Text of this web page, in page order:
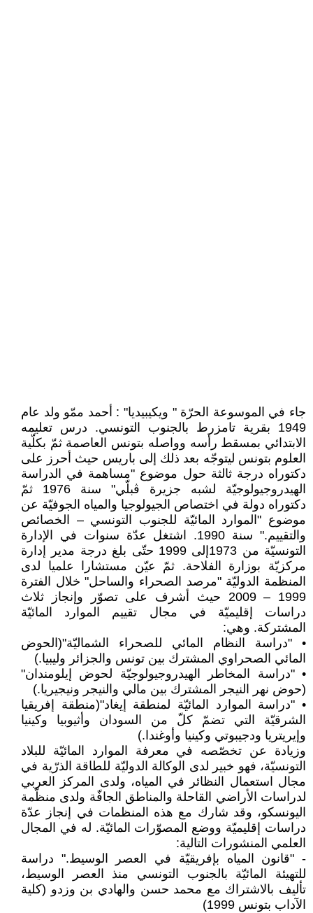
جاء في الموسوعة الحرّة " ويكيبيديا" : أحمد ممّو ولد عام
1949 بقرية تامزرط بالجنوب التونسي. درس تعليمه
الابتدائي بمسقط رأسه وواصله بتونس العاصمة ثمّ بكلّية
العلوم بتونس ليتوجّه بعد ذلك إلى باريس حيث أحرز على
دكتوراه درجة ثالثة حول موضوع "مساهمة في الدراسة
الهيدروجيولوجيّة لشبه جزيرة ڨبلّي" سنة 1976 ثمّ
دكتوراه دولة في اختصاص الجيولوجيا والمياه الجوفيّة عن
موضوع "الموارد المائيّة للجنوب التونسي – الخصائص
والتقييم." سنة 1990. اشتغل عدّة سنوات في الإدارة
التونسيّة من 1973إلى 1999 حتّى بلغ درجة مدير إدارة
مركزيّة بوزارة الفلاحة. ثمّ عيّن مستشارا علميا لدى
المنظمة الدوليّة "مرصد الصحراء والساحل" خلال الفترة
1999 – 2009 حيث أشرف على تصوّر وإنجاز ثلاث
دراسات إقليميّة في مجال تقييم الموارد المائيّة
المشتركة. وهي:
• "دراسة النظام المائي للصحراء الشماليّة"(الحوض
المائي الصحراوي المشترك بين تونس والجزائر وليبيا.)
• "دراسة المخاطر الهيدروجيولوجيّة لحوض إيلومندان"
(حوض نهر النيجر المشترك بين مالي والنيجر ونيجيريا.)
• "دراسة الموارد المائيّة لمنطقة إيغاد"(منطقة إفريقيا
الشرقيّة التي تضمّ كلّ من السودان وأثيوبيا وكينيا
وإيريتريا ودجيبوتي وكينيا وأوغندا.)
وزيادة عن تخصّصه في معرفة الموارد المائيّة للبلاد
التونسيّة، فهو خبير لدى الوكالة الدوليّة للطاقة الذرّية في
مجال استعمال النظائر في المياه، ولدى المركز العربي
لدراسات الأراضي القاحلة والمناطق الجافّة ولدى منظّمة
اليونسكو، وقد شارك مع هذه المنظمات في إنجاز عدّة
دراسات إقليميّة ووضع المصوّرات المائيّة. له في المجال
العلمي المنشورات التالية:
- "قانون المياه بإفريقيّة في العصر الوسيط." دراسة
للتهيئة المائيّة بالجنوب التونسي منذ العصر الوسيط،
تأليف بالاشتراك مع محمد حسن والهادي بن وزدو (كلية
الآداب بتونس 1999)